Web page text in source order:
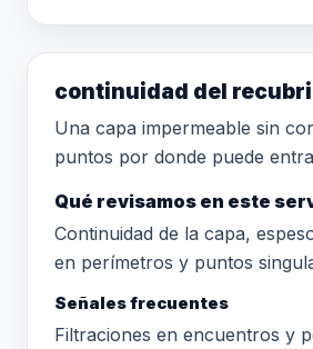
continuidad del
Una capa impermeable sin
puntos por donde puede
Qué revisamos en este
Continuidad de la capa,
en perímetros y puntos
Señales frecuentes
Filtraciones en encuentros y